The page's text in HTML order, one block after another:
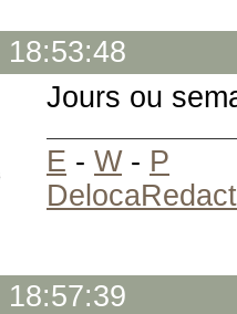
18:53:48
Jours ou
E - W- P
18:57:39